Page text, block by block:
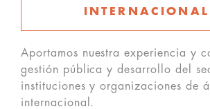
Aportamos nuestra experiencia y
gestión pública y desarrollo del
instituciones y organizaciones de
internacional.